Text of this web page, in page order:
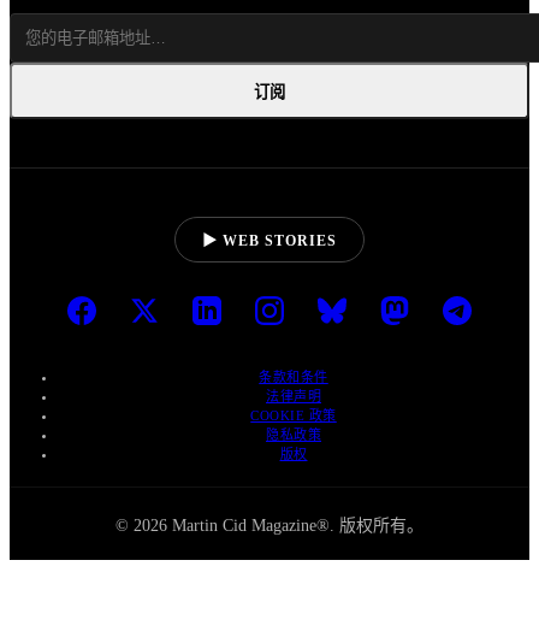
订阅
▶ WEB STORIES
条款和条件
法律声明
COOKIE 政策
隐私政策
版权
© 2026 Martin Cid Magazine®. 版权所有。